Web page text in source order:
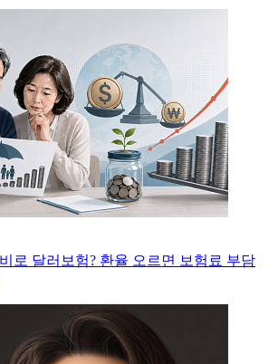
로 달러보험? 환율 오르면 보험료 부담